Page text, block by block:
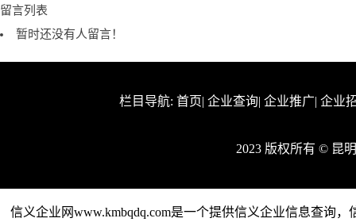
留言列表
暂时还没有人留言！
栏目导航: 首页| 企业查询| 企业推广| 企业
2023 版权所有 © 昆
信义企业网www.kmbqdq.com是一个提供信义企业信息查询